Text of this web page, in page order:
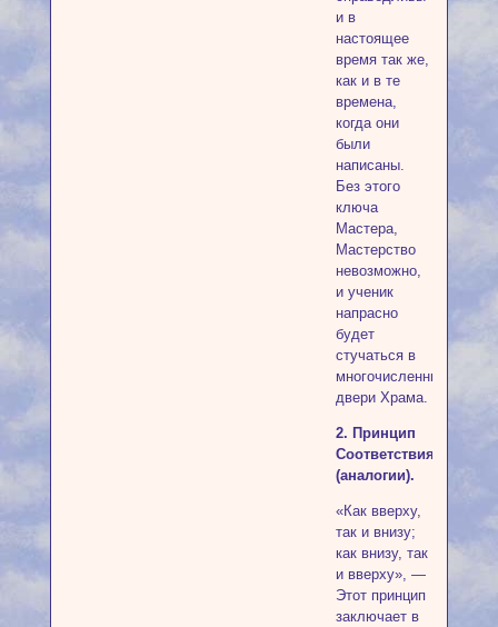
и в
настоящее
время так же,
как и в те
времена,
когда они
были
написаны.
Без этого
ключа
Мастера,
Мастерство
невозможно,
и ученик
напрасно
будет
стучаться в
многочисленные
двери Храма.
2. Принцип
Соответствия
(аналогии).
«Как вверху,
так и внизу;
как внизу, так
и вверху», —
Этот принцип
заключает в